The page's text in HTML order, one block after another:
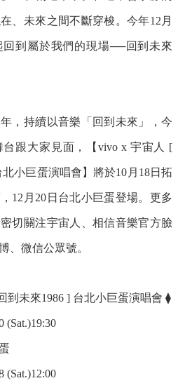
、未來之間不斷穿梭。今年12月
回到屬於我們的現場──回到未來
，持續以音樂「回到未來」，今
跟大家見面，【vivo x 宇宙人 [
小巨蛋演唱會】將於10月18日拓
12月20日台北小巨蛋登場。更多
切關注宇宙人、相信音樂官方臉
、微信公眾號。
到未來1986 ] 台北小巨蛋演唱會 ⧫
(Sat.)19:30
(Sat.)12:00